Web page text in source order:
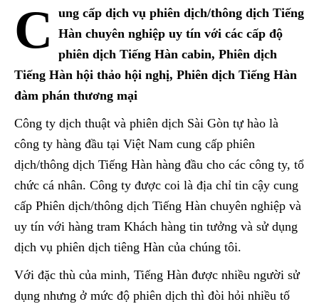
C
ung cấp dịch vụ phiên dịch/thông dịch Tiếng
Hàn chuyên nghiệp uy tín với các cấp độ
phiên dịch Tiếng Hàn cabin, Phiên dịch
Tiếng Hàn hội thảo hội nghị, Phiên dịch Tiếng Hàn
đàm phán thương mại
Công ty dịch thuật và phiên dịch Sài Gòn tự hào là
công ty hàng đầu tại Việt Nam cung cấp phiên
dịch/thông dịch Tiếng Hàn hàng đầu cho các công ty, tổ
chức cá nhân. Công ty được coi là địa chỉ tin cậy cung
cấp Phiên dịch/thông dịch Tiếng Hàn chuyên nghiệp và
uy tín với hàng tram Khách hàng tin tưởng và sử dụng
dịch vụ phiên dịch tiêng Hàn của chúng tôi.
Với đặc thù của minh, Tiếng Hàn được nhiều người sử
dụng nhưng ở mức độ phiên dịch thì đòi hỏi nhiều tố